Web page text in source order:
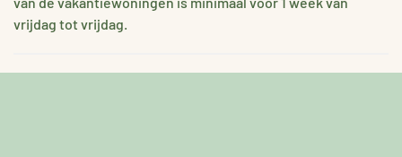
vrijdag tot vrijdag.